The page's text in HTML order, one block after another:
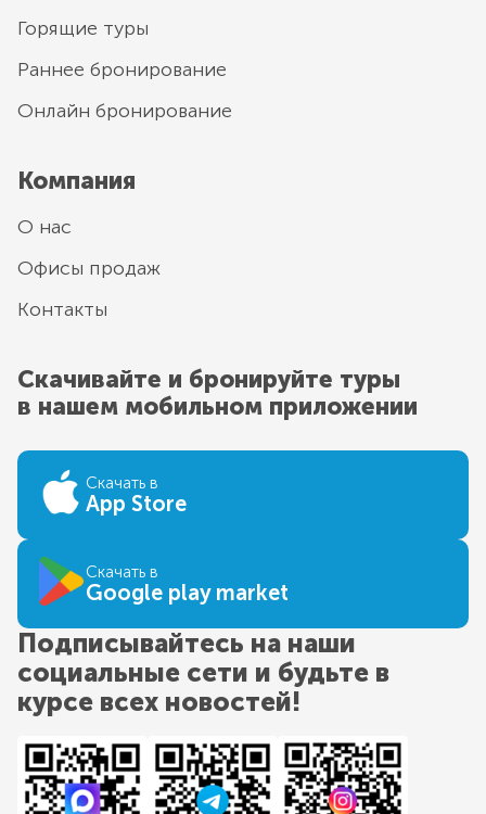
Горящие туры
Раннее бронирование
Онлайн бронирование
Компания
О нас
Офисы продаж
Контакты
Скачивайте и бронируйте туры
в нашем мобильном приложении
Скачать в
App Store
Скачать в
Google play market
Подписывайтесь на наши
социальные сети и будьте в
курсе всех новостей!